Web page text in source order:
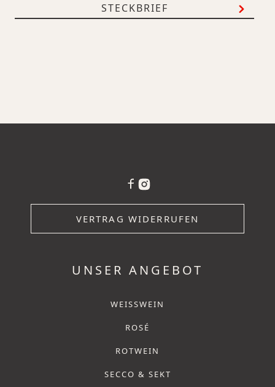
STECKBRIEF
VERTRAG WIDERRUFEN
UNSER ANGEBOT
WEISSWEIN
ROSÉ
ROTWEIN
SECCO & SEKT